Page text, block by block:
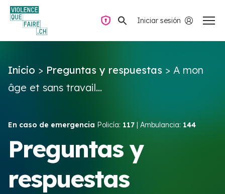
Iniciar sesión
Preguntas y respuestas
Violencia de pareja
Recursos y campañas
Navegación privada
Inicio > Preguntas y respuestas > A mon
âge et sans travail...
En caso de emergencia Policía: 117 | Ambulancia: 144
Preguntas y
respuestas